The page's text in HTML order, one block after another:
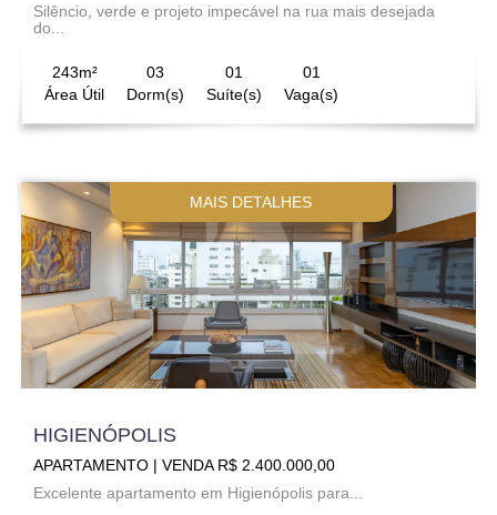
Silêncio, verde e projeto impecável na rua mais desejada
do...
243m²
Área Útil
03
Dorm(s)
01
Suíte(s)
01
Vaga(s)
MAIS DETALHES
HIGIENÓPOLIS
APARTAMENTO | VENDA R$ 2.400.000,00
Excelente apartamento em Higienópolis para...